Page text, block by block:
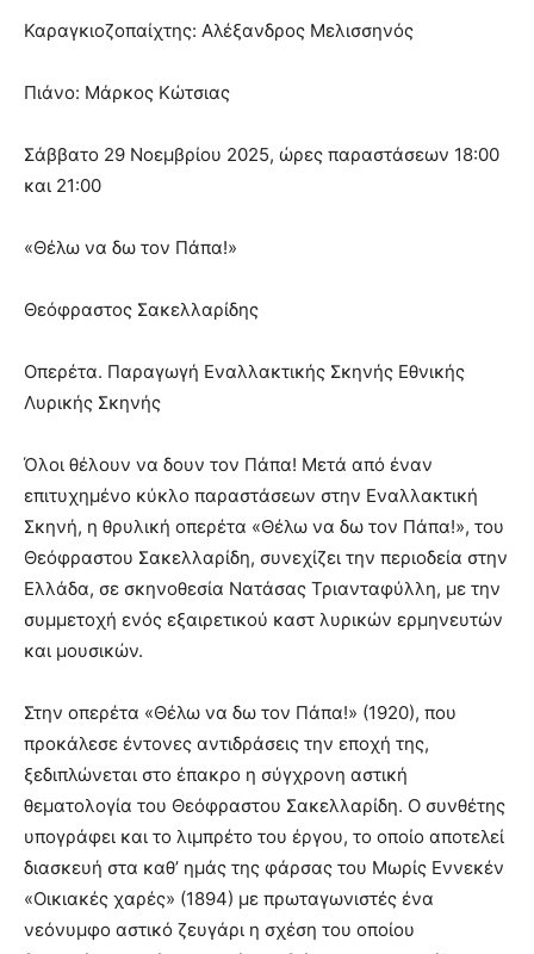
Καραγκιοζοπαίχτης: Αλέξανδρος Μελισσηνός
Πιάνο: Μάρκος Κώτσιας
Σάββατο 29 Νοεμβρίου 2025, ώρες παραστάσεων 18:00
και 21:00
«Θέλω να δω τον Πάπα!»
Θεόφραστος Σακελλαρίδης
Οπερέτα. Παραγωγή Εναλλακτικής Σκηνής Εθνικής
Λυρικής Σκηνής
Όλοι θέλουν να δουν τον Πάπα! Μετά από έναν
επιτυχημένο κύκλο παραστάσεων στην Εναλλακτική
Σκηνή, η θρυλική οπερέτα «Θέλω να δω τον Πάπα!», του
Θεόφραστου Σακελλαρίδη, συνεχίζει την περιοδεία στην
Ελλάδα, σε σκηνοθεσία Νατάσας Τριανταφύλλη, με την
συμμετοχή ενός εξαιρετικού καστ λυρικών ερμηνευτών
και μουσικών.
Στην οπερέτα «Θέλω να δω τον Πάπα!» (1920), που
προκάλεσε έντονες αντιδράσεις την εποχή της,
ξεδιπλώνεται στο έπακρο η σύγχρονη αστική
θεματολογία του Θεόφραστου Σακελλαρίδη. O συνθέτης
υπογράφει και το λιμπρέτο του έργου, το οποίο αποτελεί
διασκευή στα καθ’ ημάς της φάρσας του Μωρίς Εννεκέν
«Οικιακές χαρές» (1894) με πρωταγωνιστές ένα
νεόνυμφο αστικό ζευγάρι η σχέση του οποίου